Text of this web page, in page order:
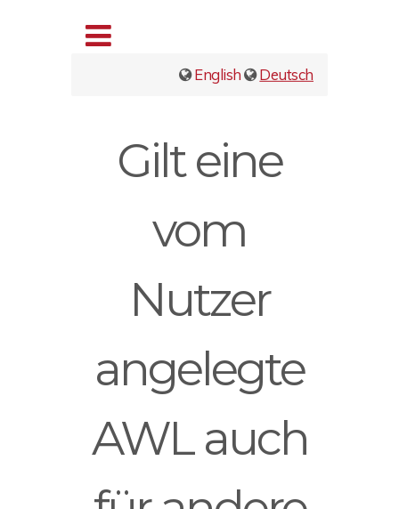
English Deutsch
Gilt eine
vom
Nutzer
angelegte
AWL auch